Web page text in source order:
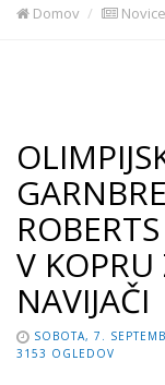
Domov Novice
V KOPRU
NAVIJAČI
SOBOTA, 7.
3153 OGLEDOV